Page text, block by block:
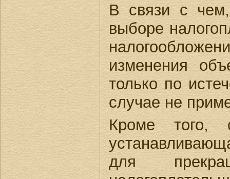
В связи с
выборе
изменения
только по
случае не
Кроме
для